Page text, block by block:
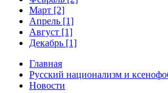
Март [2]
Апрель [1]
Август [1]
Декабрь [1]
Главная
Русский национализм и
Новости